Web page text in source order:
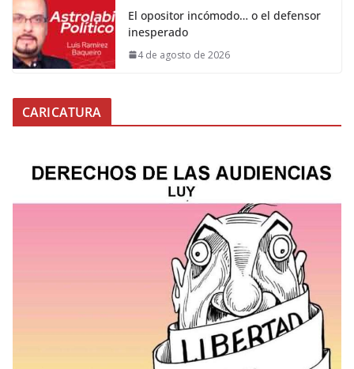
El opositor incómodo… o el defensor
inesperado
4 de agosto de 2026
CARICATURA